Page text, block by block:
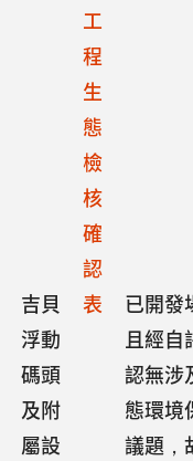
吉貝
浮動
碼頭
及附
屬設
工
程
生
態
檢
核
確
認
表
已開發
且經自
認無涉
態環境
議題，